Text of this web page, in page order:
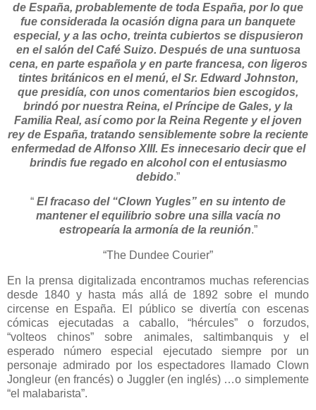
de España, probablemente de toda España, por lo que
fue considerada la ocasión digna para un banquete
especial, y a las ocho, treinta cubiertos se dispusieron
en el salón del Café Suizo. Después de una suntuosa
cena, en parte española y en parte francesa, con ligeros
tintes británicos en el menú, el Sr. Edward Johnston,
que presidía, con unos comentarios bien escogidos,
brindó por nuestra Reina, el Príncipe de Gales, y la
Familia Real, así como por la Reina Regente y el joven
rey de España, tratando sensiblemente sobre la reciente
enfermedad de Alfonso XIII. Es innecesario decir que el
brindis fue regado en alcohol con el entusiasmo
debido.”
“ El fracaso del “Clown Yugles” en su intento de
mantener el equilibrio sobre una silla vacía no
estropearía la armonía de la reunión.”
“The Dundee Courier”
En la prensa digitalizada encontramos muchas referencias
desde 1840 y hasta más allá de 1892 sobre el mundo
circense en España. El público se divertía con escenas
cómicas ejecutadas a caballo, “hércules” o forzudos,
“volteos chinos” sobre animales, saltimbanquis y el
esperado número especial ejecutado siempre por un
personaje admirado por los espectadores llamado Clown
Jongleur (en francés) o Juggler (en inglés) …o simplemente
“el malabarista”.